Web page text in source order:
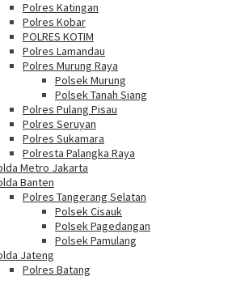
Polres Katingan
Polres Kobar
POLRES KOTIM
Polres Lamandau
Polres Murung Raya
Polsek Murung
Polsek Tanah Siang
Polres Pulang Pisau
Polres Seruyan
Polres Sukamara
Polresta Palangka Raya
Metro Jakarta
Banten
Polres Tangerang Selatan
Polsek Cisauk
Polsek Pagedangan
Polsek Pamulang
Jateng
Polres Batang